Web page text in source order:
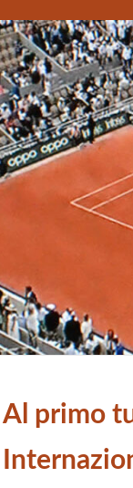
Al primo